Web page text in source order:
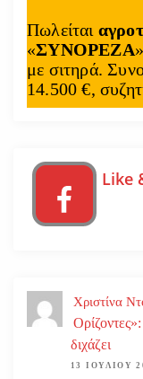
Πωλείται
«ΣΥΝΟΡΕΖΑ
με σιτηρά.
14.500 €,
Like
Χριστίνα
διχάζει
13 ΙΟΥΛΊΟΥ